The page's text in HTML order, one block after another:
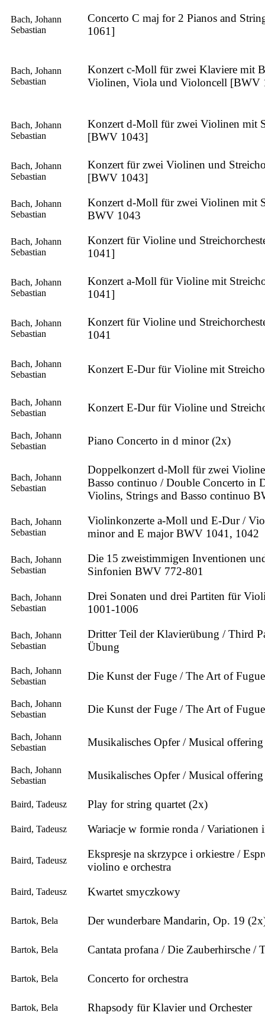
Bach, Johann
Sebastian
Concerto C maj for 2 Pianos and
1061]
Bach, Johann
Sebastian
Konzert c-Moll für zwei Klaviere mit
Violinen, Viola und Violoncell [BWV
Bach, Johann
Sebastian
Konzert d-Moll für zwei Violinen mit
[BWV 1043]
Bach, Johann
Sebastian
Konzert für zwei Violinen und
[BWV 1043]
Bach, Johann
Sebastian
Konzert d-Moll für zwei Violinen mit
BWV 1043
Bach, Johann
Sebastian
Konzert für Violine und
1041]
Bach, Johann
Sebastian
Konzert a-Moll für Violine mit
1041]
Bach, Johann
Sebastian
Konzert für Violine und
1041
Bach, Johann
Sebastian
Konzert E-Dur für Violine mit
Bach, Johann
Sebastian
Konzert E-Dur für Violine und
Bach, Johann
Sebastian
Piano Concerto in d minor (2x)
Bach, Johann
Sebastian
Doppelkonzert d-Moll für zwei
Basso continuo / Double Concerto in
Violins, Strings and Basso continuo
Bach, Johann
Sebastian
Violinkonzerte a-Moll und E-Dur /
minor and E major BWV 1041, 1042
Bach, Johann
Sebastian
Die 15 zweistimmigen Inventionen
Sinfonien BWV 772-801
Bach, Johann
Sebastian
Drei Sonaten und drei Partiten für
1001-1006
Bach, Johann
Sebastian
Dritter Teil der Klavierübung / Third
Übung
Bach, Johann
Sebastian
Die Kunst der Fuge / The Art of
Bach, Johann
Sebastian
Die Kunst der Fuge / The Art of
Bach, Johann
Sebastian
Musikalisches Opfer / Musical
Bach, Johann
Sebastian
Musikalisches Opfer / Musical
Baird, Tadeusz Play for string quartet (2x)
Baird, Tadeusz Wariacje w formie ronda / Variationen
Baird, Tadeusz
Ekspresje na skrzypce i orkiestre /
violino e orchestra
Baird, Tadeusz Kwartet smyczkowy
Bartok, Bela Der wunderbare Mandarin, Op. 19
Bartok, Bela Cantata profana / Die Zauberhirsche /
Bartok, Bela Concerto for orchestra
Bartok, Bela Rhapsody für Klavier und Orchester